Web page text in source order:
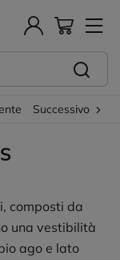
Successivo
composti da
una vestibilità
ago e lato